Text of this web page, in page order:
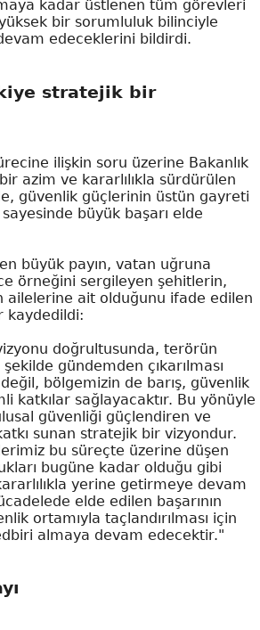
kadar üstlenen tüm görevleri
bir sorumluluk bilinciyle
edeceklerini bildirdi.
stratejik bir
ilişkin soru üzerine Bakanlık
azim ve kararlılıkla sürdürülen
güvenlik güçlerinin üstün gayreti
büyük başarı elde
büyük payın, vatan uğruna
örneğini sergileyen şehitlerin,
ailelerine ait olduğunu ifade edilen
kaydedildi:
doğrultusunda, terörün
gündemden çıkarılması
bölgemizin de barış, güvenlik
katkılar sağlayacaktır. Bu yönüyle
güvenliği güçlendiren ve
sunan stratejik bir vizyondur.
bu süreçte üzerine düşen
bugüne kadar olduğu gibi
yerine getirmeye devam
elde edilen başarının
ortamıyla taçlandırılması için
almaya devam edecektir."